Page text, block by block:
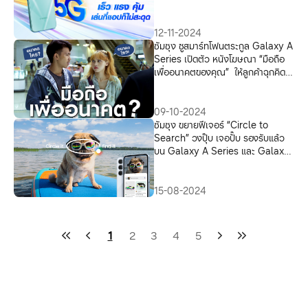
12-11-2024
ซัมซุง ชูสมาร์ทโฟนตระกูล Galaxy A
Series เปิดตัว หนังโฆษณา “มือถือ
เพื่ออนาคตของคุณ” ให้ลูกค้าฉุกคิด
09-10-2024
ซัมซุง ขยายฟีเจอร์ “Circle to
Search” วงปุ๊บ เจอปั๊บ รองรับแล้ว
บน Galaxy A Series และ Galaxy
15-08-2024
1 2 3 4 5